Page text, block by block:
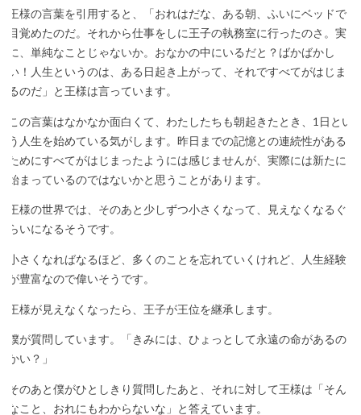
王様の言葉を引用すると、「おれはだな、ある朝、ふいにベッドで
目覚めたのだ。それから仕事をしに王子の執務室に行ったのさ。実
に、単純なことじゃないか。おなかの中にいるだと？ばかばかし
い！人生というのは、ある日起き上がって、それですべてがはじま
るのだ」と王様は言っています。
この言葉はなかなか面白くて、わたしたちも朝起きたとき、1日とい
う人生を始めている気がします。昨日までの記憶との連続性がある
ためにすべてがはじまったようには感じませんが、実際には新たに
始まっているのではないかと思うことがあります。
王様の世界では、そのあと少しずつ小さくなって、見えなくなるぐ
らいになるそうです。
小さくなればなるほど、多くのことを忘れていくけれど、人生経験
が豊富なので偉いそうです。
王様が見えなくなったら、王子が王位を継承します。
僕が質問しています。「きみには、ひょっとして永遠の命があるの
かい？」
そのあと僕がひとしきり質問したあと、それに対して王様は「そん
なこと、おれにもわからないな」と答えています。